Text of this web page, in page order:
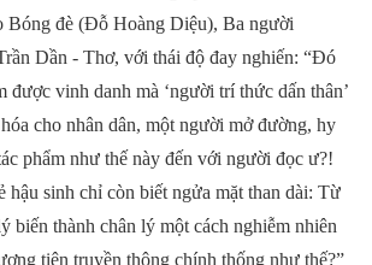
Bóng đè (Đỗ Hoàng Diệu), Ba người
Dần - Thơ, với thái độ đay nghiến: “Đó
được vinh danh mà ‘người trí thức dấn thân’
cho nhân dân, một người mở đường, hy
phẩm như thế này đến với người đọc ư?!
hậu sinh chỉ còn biết ngửa mặt than dài: Từ
biến thành chân lý một cách nghiễm nhiên
tiện truyền thông chính thống như thế?”